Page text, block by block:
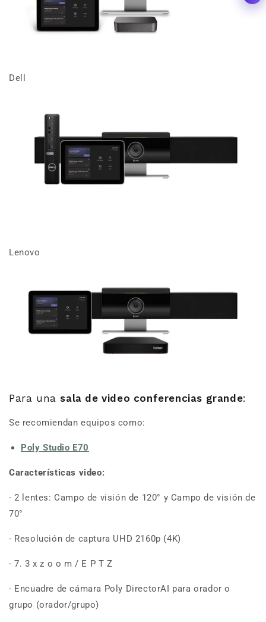
Dell
Lenovo
Para una sala de video conferencias grande:
Se recomiendan equipos como:
Poly Studio E70
Características video:
-2 lentes: Campo de visión de 120° y Campo de visión de
70°
- Resolución de captura UHD 2160p (4K)
- 7. 3 x z o o m / E P T Z
- Encuadre de cámara Poly DirectorAI para orador o
grupo (orador/grupo)